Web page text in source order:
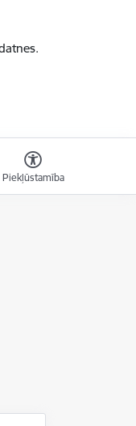
Piekļūstamība